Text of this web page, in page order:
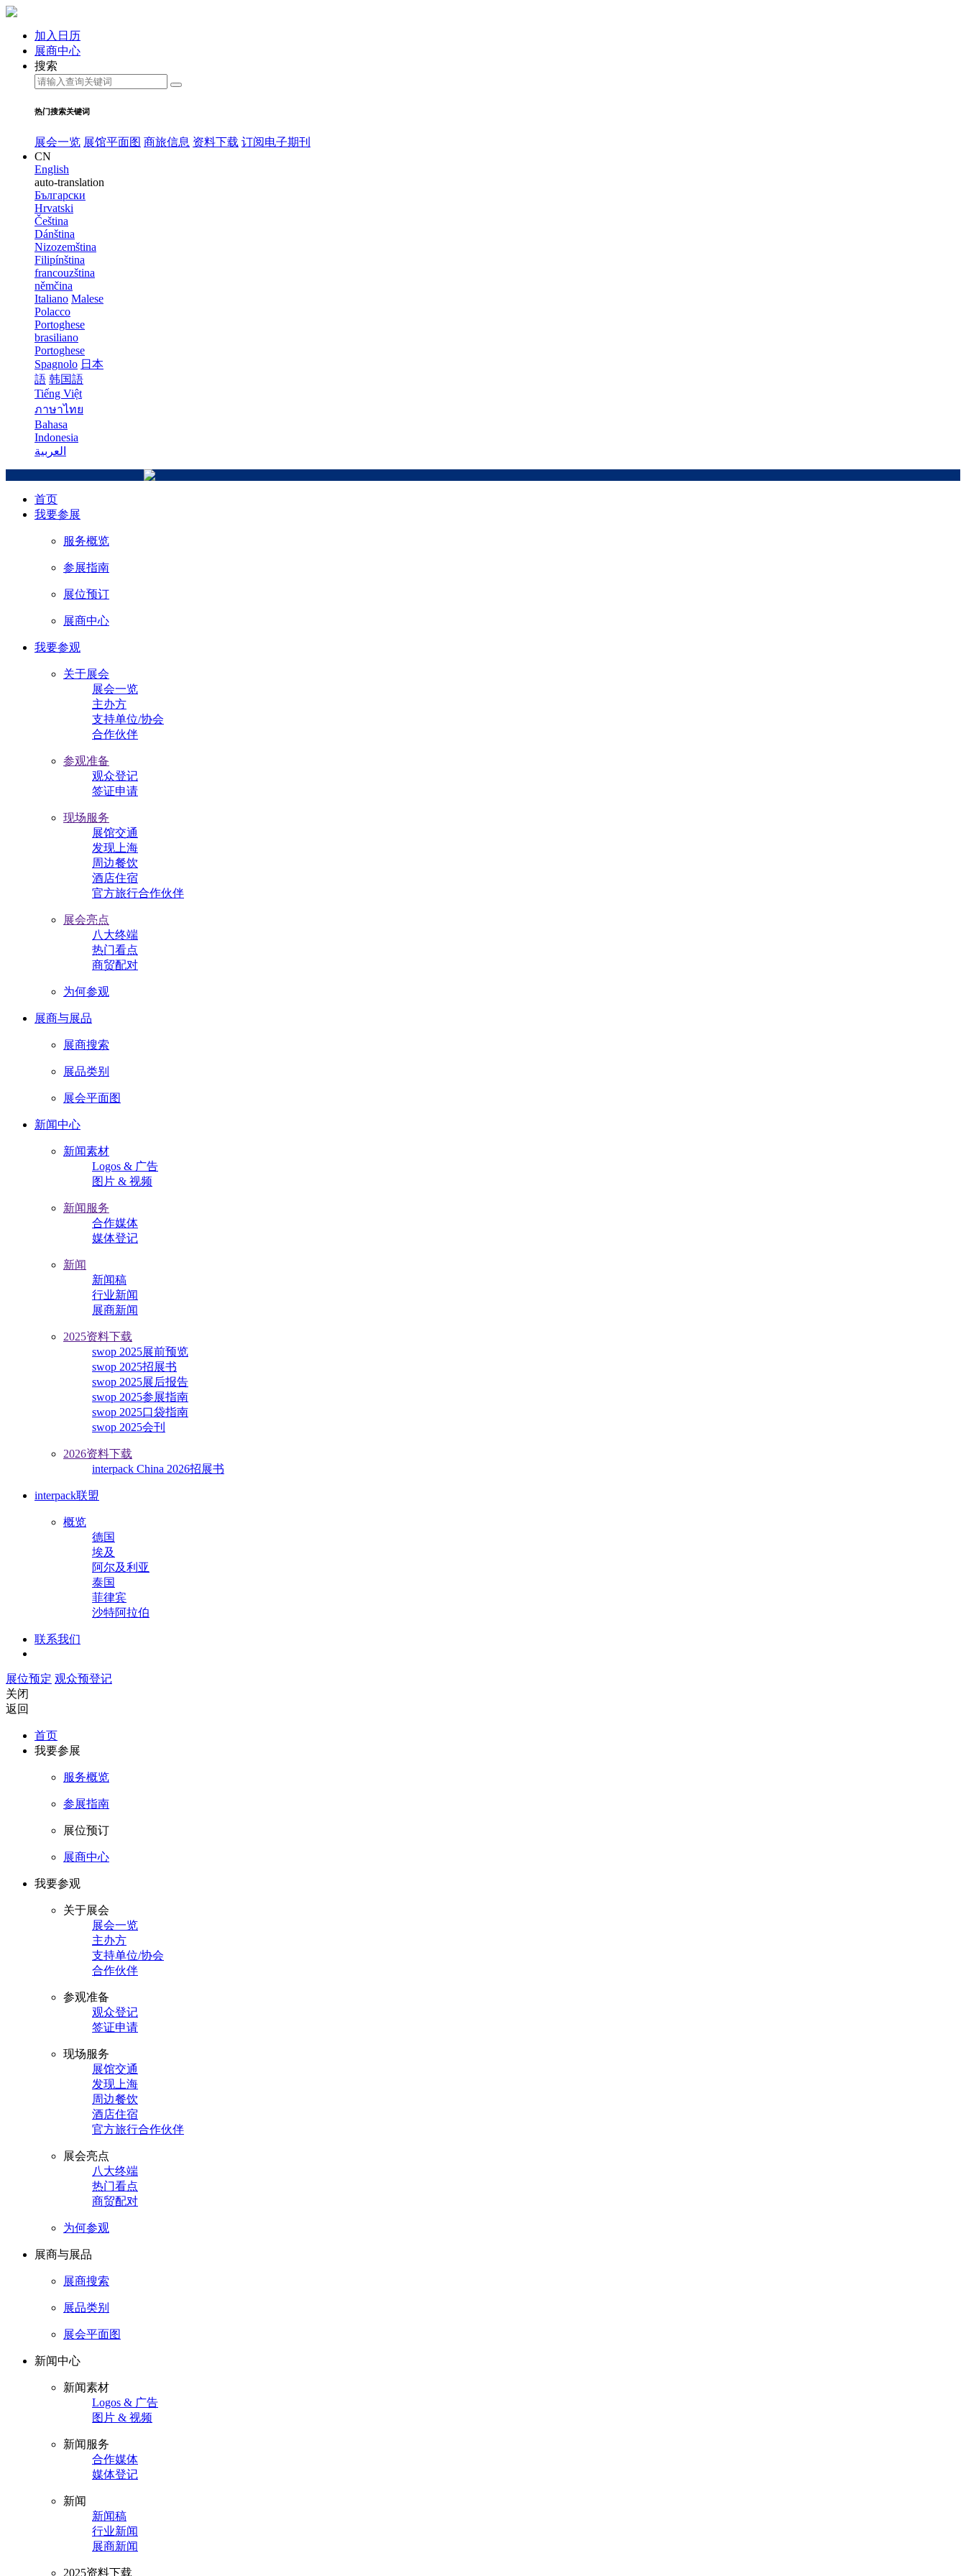
加入日历
展商中心
搜索
热门搜索关键词
展会一览 展馆平面图 商旅信息 资料下载 订阅电子期刊
CN
English
auto-translation
Български
Hrvatski
Čeština
Dánština
Nizozemština
Filipínština
francouzština
němčina
Italiano Malese
Polacco
Portoghese
brasiliano
Portoghese
Spagnolo 日本
語 韩国語
Tiếng Việt
ภาษาไทย
Bahasa
Indonesia
العربية
首页
我要参展
服务概览
参展指南
展位预订
展商中心
我要参观
关于展会
展会一览
主办方
支持单位/协会
合作伙伴
参观准备
观众登记
签证申请
现场服务
展馆交通
发现上海
周边餐饮
酒店住宿
官方旅行合作伙伴
展会亮点
八大终端
热门看点
商贸配对
为何参观
展商与展品
展商搜索
展品类别
展会平面图
新闻中心
新闻素材
Logos & 广告
图片 & 视频
新闻服务
合作媒体
媒体登记
新闻
新闻稿
行业新闻
展商新闻
2025资料下载
swop 2025展前预览
swop 2025招展书
swop 2025展后报告
swop 2025参展指南
swop 2025口袋指南
swop 2025会刊
2026资料下载
interpack China 2026招展书
interpack联盟
概览
德国
埃及
阿尔及利亚
泰国
菲律宾
沙特阿拉伯
联系我们
展位预定 观众预登记
关闭
返回
首页
我要参展
服务概览
参展指南
展位预订
展商中心
我要参观
关于展会
展会一览
主办方
支持单位/协会
合作伙伴
参观准备
观众登记
签证申请
现场服务
展馆交通
发现上海
周边餐饮
酒店住宿
官方旅行合作伙伴
展会亮点
八大终端
热门看点
商贸配对
为何参观
展商与展品
展商搜索
展品类别
展会平面图
新闻中心
新闻素材
Logos & 广告
图片 & 视频
新闻服务
合作媒体
媒体登记
新闻
新闻稿
行业新闻
展商新闻
2025资料下载